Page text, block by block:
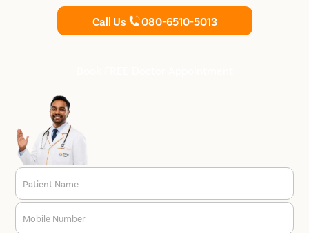
লিঙ্গের অগ্রভাগের সাথে সম্পর্কিত বেশিরভাগ লিঙ্গের ব্যাধি ঠিক করে।
Call Us 080-6510-5013
Patient Name
Mobile Number